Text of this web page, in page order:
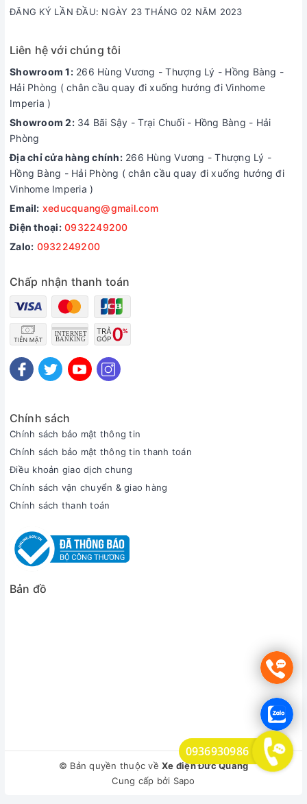
ĐĂNG KÝ LẦN ĐẦU: NGÀY 23 THÁNG 02 NĂM 2023
Liên hệ với chúng tôi
Showroom 1:266 Hùng Vương - Thượng Lý - Hồng Bàng -
Hải Phòng ( chân cầu quay đi xuống hướng đi Vinhome
Imperia )
Showroom 2:34 Bãi Sậy - Trại Chuối - Hồng Bàng - Hải
Phòng
Địa chỉ cửa hàng chính:266 Hùng Vương - Thượng Lý -
Hồng Bàng - Hải Phòng ( chân cầu quay đi xuống hướng đi
Vinhome Imperia )
Email: xeducquang@gmail.com
Điện thoại: 0932249200
Zalo: 0932249200
Chấp nhận thanh toán
Chính sách
Chính sách bảo mật thông tin
Chính sách bảo mật thông tin thanh toán
Điều khoản giao dịch chung
Chính sách vận chuyển & giao hàng
Chính sách thanh toán
Bản đồ
© Bản quyền thuộc về Xe điện Đức Quảng
Cung cấp bởi Sapo
0936930986